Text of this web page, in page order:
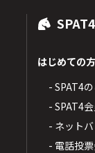
SPAT4
はじめての
- SPAT4
- SPAT4
- ネット
- 電話投